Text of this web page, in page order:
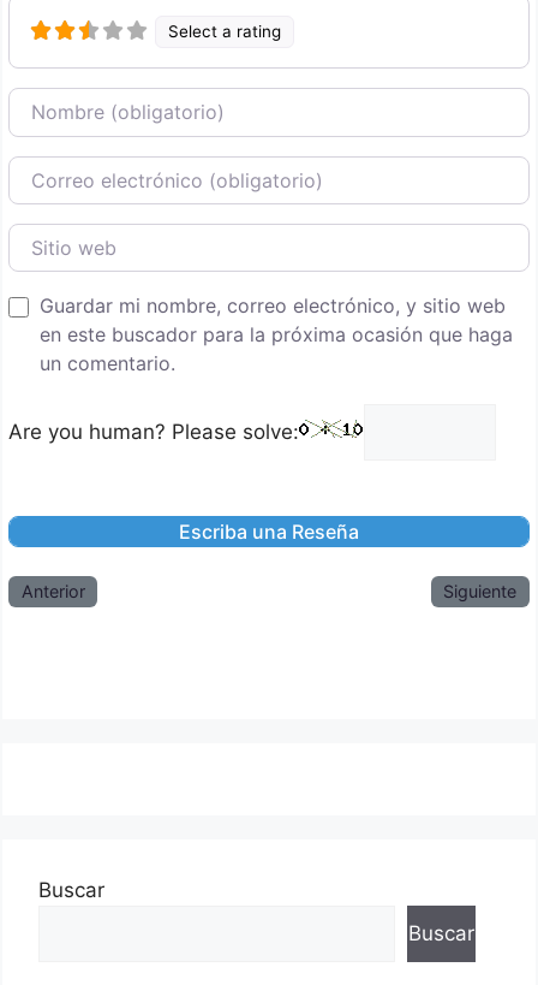
Select a rating
Nombre
Correo Electronico
Sitio web
Guardar mi nombre, correo electrónico, y sitio web
en este buscador para la próxima ocasión que haga
un comentario.
Are you human? Please solve:
Anterior Siguiente
Buscar
Buscar